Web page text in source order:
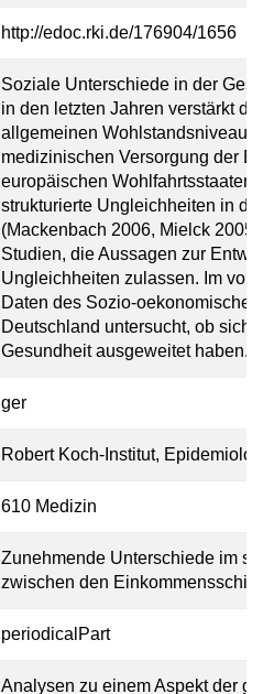
http://edoc.rki.de/176904/1656
Soziale Unterschiede in der
in den letzten Jahren verstärkt
allgemeinen Wohlstandsniveaus
medizinischen Versorgung der
europäischen Wohlfahrtsstaaten
strukturierte Ungleichheiten in
(Mackenbach 2006, Mielck
Studien, die Aussagen zur
Ungleichheiten zulassen. Im
Daten des Sozio-
Deutschland untersucht, ob sich
Gesundheit ausgeweitet haben.
ger
Robert Koch-Institut,
610 Medizin
Zunehmende Unterschiede im
zwischen den
periodicalPart
Analysen zu einem Aspekt der